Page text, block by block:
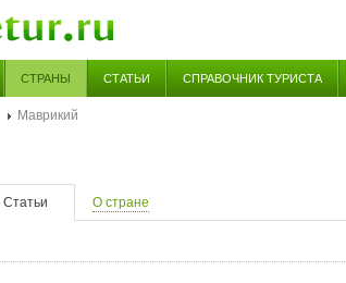
СТРАНЫ СТАТЬИ СПРАВОЧНИК ТУРИСТА
Маврикий
Статьи О стране